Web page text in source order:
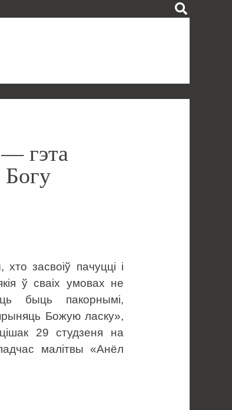
гэта
засвоіў пачуцці і
ў сваіх умовах не
быць пакорнымі,
Божую ласку»,
29 студзеня на
малітвы «Анёл